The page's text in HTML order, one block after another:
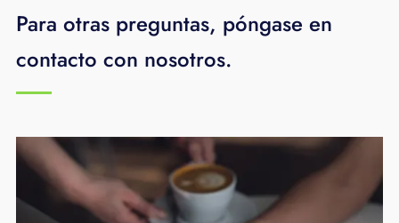
Para otras preguntas, póngase en
contacto con nosotros.